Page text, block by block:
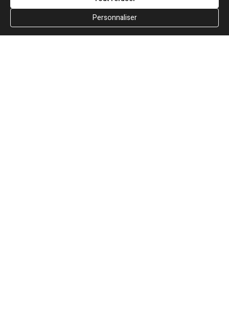
Vienne - Théatre Antique, le 12 août 1994
Aix les bains - Esplanade du Lac, le 13 août 1994
Personnaliser